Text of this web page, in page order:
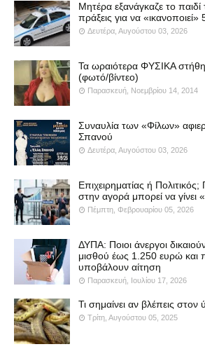
Μητέρα εξανάγκαζε το παιδί
πράξεις για να
Δευτέρα, Αυγούστου 03, 2026
Τα ωραιότερα ΦΥΣΙΚΑ
(φωτό/βίντεο)
Παρασκευή, Νοεμβρίου 14, 2014
Συναυλία των «Φίλων»
Σπανού
Δευτέρα, Αυγούστου 03, 2026
Επιχειρηματίας ή Πολιτικός;
στην αγορά μπορεί να
Πέμπτη, Φεβρουαρίου 05, 2026
ΔΥΠΑ: Ποιοι άνεργοι
μισθού έως 1.250 ευρώ
υποβάλουν αίτηση
Παρασκευή, Ιουλίου 17, 2026
Τι σημαίνει αν βλέπεις στον
Τρίτη, Αυγούστου 05, 2025